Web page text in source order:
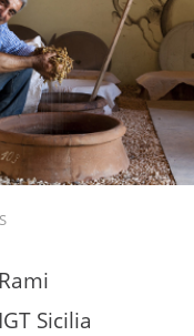
Rami
IGT Sicilia